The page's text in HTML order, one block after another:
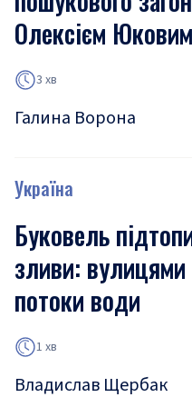
Олексієм Юковим
3 хв
Галина Ворона
Україна
Буковель
зливи:
потоки води
1 хв
Владислав Щербак